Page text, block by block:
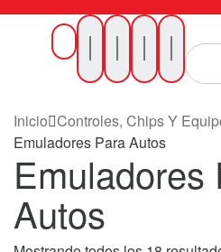
Buscar
por
Productos
Inicio Controles, Chips Y
Emuladores Para Autos
Emuladores
Autos